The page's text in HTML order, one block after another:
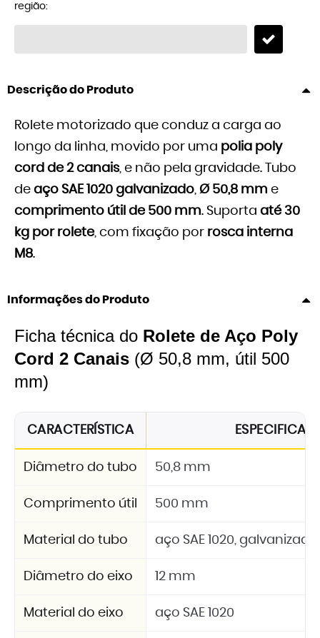
região:
Descrição do Produto
Rolete motorizado que conduz a carga ao
longo da linha, movido por uma polia poly
cord de 2 canais, e não pela gravidade. Tubo
de aço SAE 1020 galvanizado, Ø 50,8 mm e
comprimento útil de 500 mm. Suporta até 30
kg por rolete, com fixação por rosca interna
M8.
Informações do Produto
Ficha técnica do Rolete de Aço Poly
Cord 2 Canais (Ø 50,8 mm, útil 500
mm)
CARACTERÍSTICA
Diâmetro do tubo 50,8 mm
Comprimento útil 500 mm
Material do tubo aço SAE 1020, galvanizado
Diâmetro do eixo 12 mm
Material do eixo aço SAE 1020